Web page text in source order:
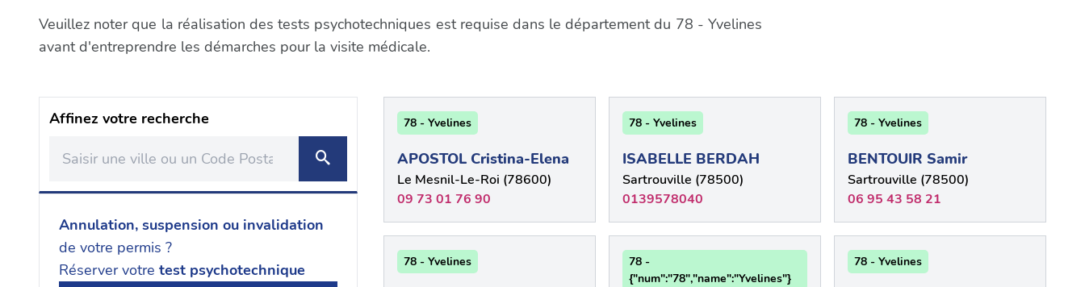
Veuillez noter que la réalisation des tests psychotechniques est requise dans le département du 78 - Yvelines
avant d'entreprendre les démarches pour la visite médicale.
Affinez votre recherche
Annulation, suspension ou invalidation
de votre permis ?
Réserver votre test psychotechnique
78 - Yvelines
APOSTOL Cristina-Elena
Le Mesnil-Le-Roi (78600)
09 73 01 76 90
78 - Yvelines
ISABELLE BERDAH
Sartrouville (78500)
0139578040
78 - Yvelines
BENTOUIR Samir
Sartrouville (78500)
06 95 43 58 21
78 - Yvelines
78 -
{"num":"78","name":"Yvelines"}
78 - Yvelines